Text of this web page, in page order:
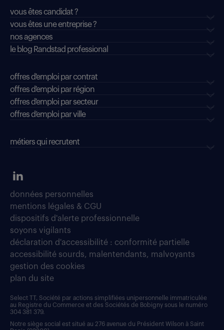
vous êtes candidat ?
vous êtes une entreprise ?
nos agences
le blog Randstad professional
offres d'emploi par contrat
offres d'emploi par région
offres d'emploi par secteur
offres d’emploi par ville
métiers qui recrutent
données personnelles
mentions légales & CGU
dispositifs d'alerte professionnelle
soyons vigilants
déclaration d'accessibilité : conformité partielle
accessibilité sourds, malentendants, malvoyants
gestion des cookies
plan du site
Select TT, Société par actions simplifiées unipersonnelle immatriculée
au Registre du Commerce et des Sociétés de Bobigny sous le numéro
304 381 379.
Notre siège social est situé au 276 avenue du Président Wilson à Saint